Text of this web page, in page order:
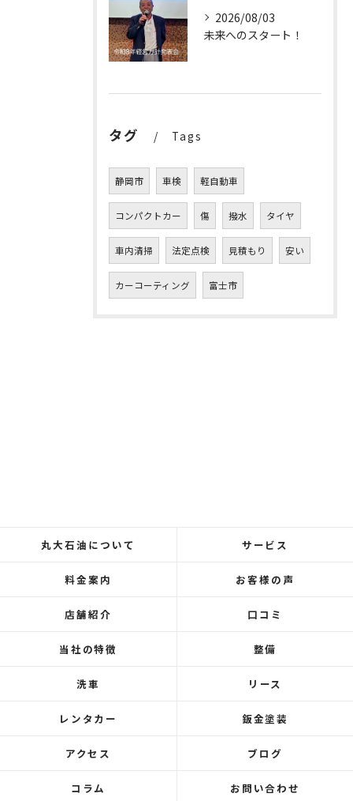
2026/08/03
未来へのスタート！
タグ Tags
静岡市 車検 軽自動車
コンパクトカー 傷 撥水 タイヤ
車内清掃 法定点検 見積もり 安い
カーコーティング 富士市
丸大石油について サービス
料金案内 お客様の声
店舗紹介 口コミ
当社の特徴 整備
洗車 リース
レンタカー 鈑金塗装
アクセス ブログ
コラム お問い合わせ